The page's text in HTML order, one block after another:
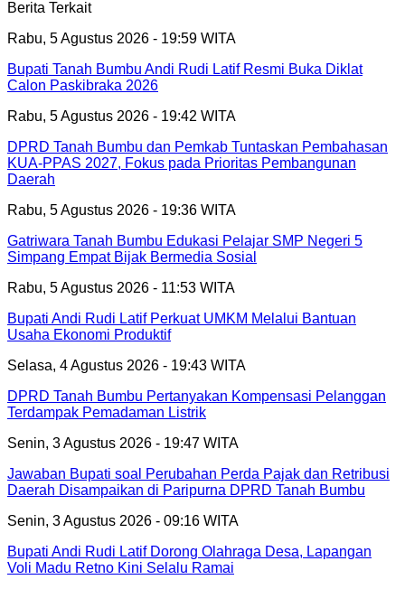
Berita Terkait
Rabu, 5 Agustus 2026 - 19:59 WITA
Bupati Tanah Bumbu Andi Rudi Latif Resmi Buka Diklat
Calon Paskibraka 2026
Rabu, 5 Agustus 2026 - 19:42 WITA
DPRD Tanah Bumbu dan Pemkab Tuntaskan Pembahasan
KUA-PPAS 2027, Fokus pada Prioritas Pembangunan
Daerah
Rabu, 5 Agustus 2026 - 19:36 WITA
Gatriwara Tanah Bumbu Edukasi Pelajar SMP Negeri 5
Simpang Empat Bijak Bermedia Sosial
Rabu, 5 Agustus 2026 - 11:53 WITA
Bupati Andi Rudi Latif Perkuat UMKM Melalui Bantuan
Usaha Ekonomi Produktif
Selasa, 4 Agustus 2026 - 19:43 WITA
DPRD Tanah Bumbu Pertanyakan Kompensasi Pelanggan
Terdampak Pemadaman Listrik
Senin, 3 Agustus 2026 - 19:47 WITA
Jawaban Bupati soal Perubahan Perda Pajak dan Retribusi
Daerah Disampaikan di Paripurna DPRD Tanah Bumbu
Senin, 3 Agustus 2026 - 09:16 WITA
Bupati Andi Rudi Latif Dorong Olahraga Desa, Lapangan
Voli Madu Retno Kini Selalu Ramai